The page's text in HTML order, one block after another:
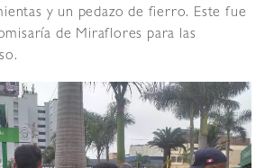
y un pedazo de fierro. Este fue
de Miraflores para las